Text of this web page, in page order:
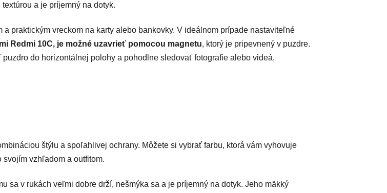
a je príjemný na dotyk.
praktickým vreckom na karty alebo bankovky. V ideálnom prípade nastaviteľné
Redmi 10C, je možné uzavrieť pomocou magnetu, ktorý je pripevnený v puzdre.
do horizontálnej polohy a pohodlne sledovať fotografie alebo videá.
štýlu a spoľahlivej ochrany. Môžete si vybrať farbu, ktorá vám vyhovuje
vzhľadom a outfitom.
sa v rukách veľmi dobre drží, nešmýka sa a je príjemný na dotyk. Jeho mäkký